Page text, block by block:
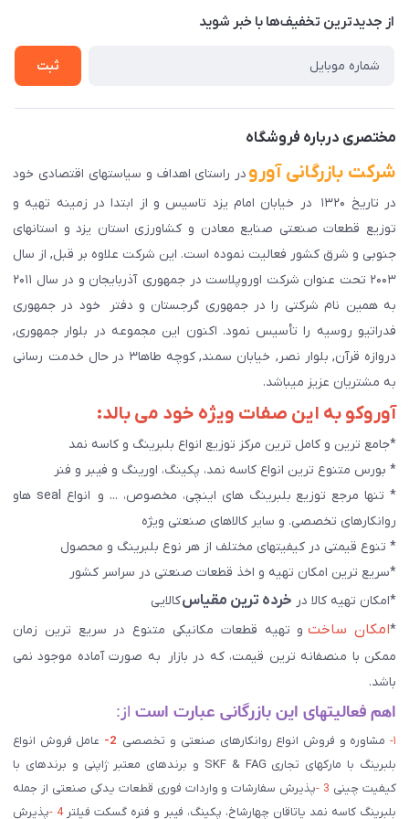
درباره ما
راهنمای ثبت سفارش
سوالات متداول
از جدید‌ترین تخفیف‌ها با‌ خبر شوید
ثبت
مختصری درباره فروشگاه
شرکت بازرگانی آورو در راستای اهداف و سیاستهای اقتصادی خود
در تاریخ ۱۳۲۰ در خیابان امام یزد تاسیس و از ابتدا در زمینه تهیه و
توزیع قطعات صنعتی صنایع معادن و کشاورزی استان یزد و استانهای
جنوبی و شرق کشور فعالیت نموده است. این شرکت علاوه بر قبل, از سال
۲۰۰۳ تحت عنوان شرکت اوروپلاست در جمهوری آذربایجان و در سال ۲۰۱۱
به همین نام شرکتی را در جمهوری گرجستان و دفتر خود در جمهوری
فدراتیو روسیه را تأسیس نمود. اکنون این مجموعه در بلوار جمهوری,
دروازه قرآن, بلوار نصر, خیابان سمند, کوچه طاها۳ در حال خدمت رسانی
به مشتریان عزیز میباشد.
آوروکو به این صفات ویژه خود می بالد:
*جامع ترین و کامل ترین مرکز توزیع انواع بلبرینگ و کاسه نمد
* بورس متنوع ترین انواع کاسه نمد، پکینگ، اورینگ و فیبر و فنر
* تنها مرجع توزیع بلبرینگ های اینچی، مخصوص، ... و انواع seal هاو
روانکارهای تخصصی. و سایر کالاهای صنعتی ويژه
* تنوع قیمتی در کیفیتهای مختلف از هر نوع بلبرینگ و محصول
*سریع ترین امکان تهیه و اخذ قطعات صنعتی در سراسر کشور
*امکان تهیه کالا در خرده ترین مقیاسکالایی
*امکان ساختو تهیه قطعات مکانیکی متنوع در سریع ترین زمان
ممکن با منصفانه ترین قیمت، که در بازار به صورت آماده موجود نمی
باشد.
اهم فعالیتهای این بازرگانی عبارت است از:
۱- مشاوره و فروش انواع روانکارهای صنعتی و تخصصی 2-
عامل فروش انواع
بلبرینگ با مارکهای تجاری SKF & FAG و برندهای معتبر ژاپنی و برندهای با
کیفیت چینی 3 - پذیرش سفارشات و واردات فوری قطعات یدکی صنعتی از جمله
بلبرینگ کاسه نمد یاتاقان چهارشاخ، پکینگ، فیبر و فنره گسکت فیلتر4 - پذیرش